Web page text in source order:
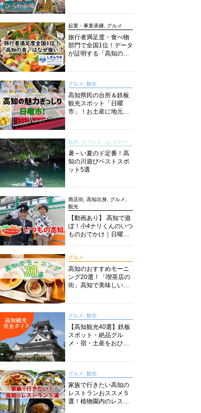
起業・事業承継, グルメ
旅行者満足度・食べ物
部門で全国1位！データ
が証明する「高知の
グルメ, 観光
高知県民の台所＆鉄板
観光スポット「日曜
市」！お土産に地元野
説！
観光, イベント・レジャー
暑～い夏のド定番！高
知の川遊びベストスポ
ット5選
商店街, 高知出身, グルメ,
観光
【動画あり】 高知で遊
ぼ！小4ナリくんのいつ
ものおでかけ｜日曜市
グルメ
高知のおすすめモーニ
ング20選！「喫茶店の
街」高知で美味しい喫
グルメ, 観光
【高知観光40選】鉄板
スポット・絶品グル
メ・宿・土産をおひと
グルメ, 観光
家族で行きたい高知の
レストランおススメ５
選！植物園内のレスト